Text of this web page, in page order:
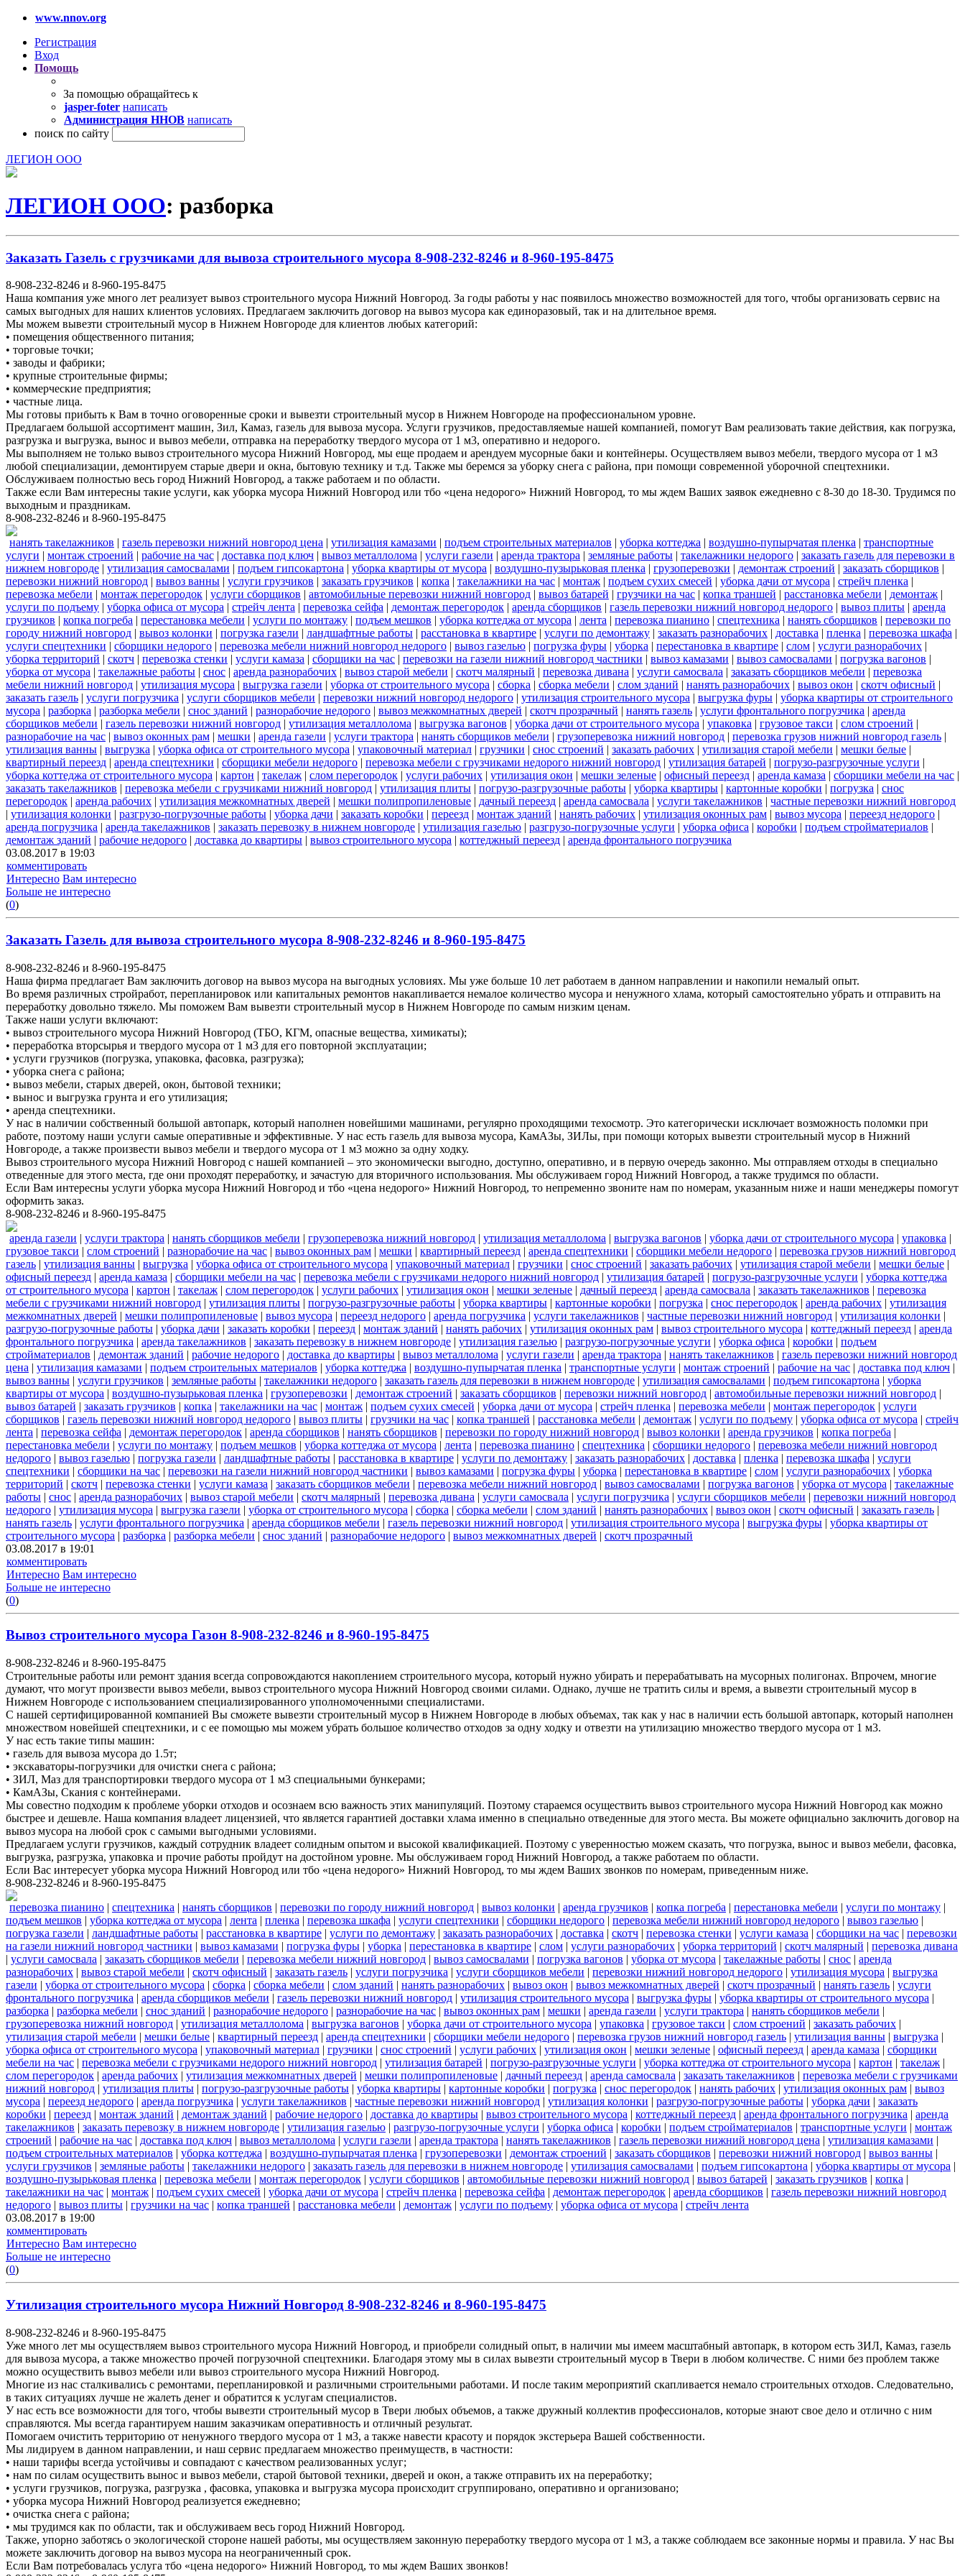
www.nnov.org
Регистрация
Вход
Помощь
За помощью обращайтесь к
jasper-foter написать
Администрация ННОВ написать
поиск по сайту
ЛЕГИОН ООО
ЛЕГИОН ООО: разборка
Заказать Газель с грузчиками для вывоза строительного мусора 8-908-232-8246 и 8-960-195-8475
8-908-232-8246 и 8-960-195-8475
Наша компания уже много лет реализует вывоз строительного мусора Нижний Новгород. За годы работы у нас появилось множество возможностей для того, чтобы организовать сервис на
самых выгодных для наших клиентов условиях. Предлагаем заключить договор на вывоз мусора как единоразовый, так и на длительное время.
Мы можем вывезти строительный мусор в Нижнем Новгороде для клиентов любых категорий:
• помещения общественного питания;
• торговые точки;
• заводы и фабрики;
• крупные строительные фирмы;
• коммерческие предприятия;
• частные лица.
Мы готовы прибыть к Вам в точно оговоренные сроки и вывезти строительный мусор в Нижнем Новгороде на профессиональном уровне.
Предлагаем большой ассортимент машин, Зил, Камаз, газель для вывоза мусора. Услуги грузчиков, предоставляемые нашей компанией, помогут Вам реализовать такие действия, как погрузка,
разгрузка и выгрузка, вынос и вывоз мебели, отправка на переработку твердого мусора от 1 м3, оперативно и недорого.
Мы выполняем не только вывоз строительного мусора Нижний Новгород, мы еще продаем и арендуем мусорные баки и контейнеры. Осуществляем вывоз мебели, твердого мусора от 1 м3
любой специализации, демонтируем старые двери и окна, бытовую технику и т.д. Также мы беремся за уборку снега с района, при помощи современной уборочной спецтехники.
Обслуживаем полностью весь город Нижний Новгород, а также работаем и по области.
Также если Вам интересны такие услуги, как уборка мусора Нижний Новгород или тбо «цена недорого» Нижний Новгород, то мы ждем Ваших заявок ежедневно с 8-30 до 18-30. Трудимся по
выходным и праздникам.
8-908-232-8246 и 8-960-195-8475
нанять такелажников | газель перевозки нижний новгород цена | утилизация камазами | подъем строительных материалов | уборка коттеджа | воздушно-пупырчатая пленка | транспортные
услуги | монтаж строений | рабочие на час | доставка под ключ | вывоз металлолома | услуги газели | аренда трактора | земляные работы | такелажники недорого | заказать газель для перевозки в
нижнем новгороде | утилизация самосвалами | подъем гипсокартона | уборка квартиры от мусора | воздушно-пузырьковая пленка | грузоперевозки | демонтаж строений | заказать сборщиков |
перевозки нижний новгород | вывоз ванны | услуги грузчиков | заказать грузчиков | копка | такелажники на час | монтаж | подъем сухих смесей | уборка дачи от мусора | стрейч пленка |
перевозка мебели | монтаж перегородок | услуги сборщиков | автомобильные перевозки нижний новгород | вывоз батарей | грузчики на час | копка траншей | расстановка мебели | демонтаж |
услуги по подъему | уборка офиса от мусора | стрейч лента | перевозка сейфа | демонтаж перегородок | аренда сборщиков | газель перевозки нижний новгород недорого | вывоз плиты | аренда
грузчиков | копка погреба | перестановка мебели | услуги по монтажу | подъем мешков | уборка коттеджа от мусора | лента | перевозка пианино | спецтехника | нанять сборщиков | перевозки по
городу нижний новгород | вывоз колонки | погрузка газели | ландшафтные работы | расстановка в квартире | услуги по демонтажу | заказать разнорабочих | доставка | пленка | перевозка шкафа |
услуги спецтехники | сборщики недорого | перевозка мебели нижний новгород недорого | вывоз газелью | погрузка фуры | уборка | перестановка в квартире | слом | услуги разнорабочих |
уборка территорий | скотч | перевозка стенки | услуги камаза | сборщики на час | перевозки на газели нижний новгород частники | вывоз камазами | вывоз самосвалами | погрузка вагонов |
уборка от мусора | такелажные работы | снос | аренда разнорабочих | вывоз старой мебели | скотч малярный | перевозка дивана | услуги самосвала | заказать сборщиков мебели | перевозка
мебели нижний новгород | утилизация мусора | выгрузка газели | уборка от строительного мусора | сборка | сборка мебели | слом зданий | нанять разнорабочих | вывоз окон | скотч офисный |
заказать газель | услуги погрузчика | услуги сборщиков мебели | перевозки нижний новгород недорого | утилизация строительного мусора | выгрузка фуры | уборка квартиры от строительного
мусора | разборка | разборка мебели | снос зданий | разнорабочие недорого | вывоз межкомнатных дверей | скотч прозрачный | нанять газель | услуги фронтального погрузчика | аренда
сборщиков мебели | газель перевозки нижний новгород | утилизация металлолома | выгрузка вагонов | уборка дачи от строительного мусора | упаковка | грузовое такси | слом строений |
разнорабочие на час | вывоз оконных рам | мешки | аренда газели | услуги трактора | нанять сборщиков мебели | грузоперевозка нижний новгород | перевозка грузов нижний новгород газель |
утилизация ванны | выгрузка | уборка офиса от строительного мусора | упаковочный материал | грузчики | снос строений | заказать рабочих | утилизация старой мебели | мешки белые |
квартирный переезд | аренда спецтехники | сборщики мебели недорого | перевозка мебели с грузчиками недорого нижний новгород | утилизация батарей | погрузо-разгрузочные услуги |
уборка коттеджа от строительного мусора | картон | такелаж | слом перегородок | услуги рабочих | утилизация окон | мешки зеленые | офисный переезд | аренда камаза | сборщики мебели на час |
заказать такелажников | перевозка мебели с грузчиками нижний новгород | утилизация плиты | погрузо-разгрузочные работы | уборка квартиры | картонные коробки | погрузка | снос
перегородок | аренда рабочих | утилизация межкомнатных дверей | мешки полипропиленовые | дачный переезд | аренда самосвала | услуги такелажников | частные перевозки нижний новгород
| утилизация колонки | разгрузо-погрузочные работы | уборка дачи | заказать коробки | переезд | монтаж зданий | нанять рабочих | утилизация оконных рам | вывоз мусора | переезд недорого |
аренда погрузчика | аренда такелажников | заказать перевозку в нижнем новгороде | утилизация газелью | разгрузо-погрузочные услуги | уборка офиса | коробки | подъем стройматериалов |
демонтаж зданий | рабочие недорого | доставка до квартиры | вывоз строительного мусора | коттеджный переезд | аренда фронтального погрузчика
03.08.2017 в 19:03
комментировать
Интересно Вам интересно
Больше не интересно
(0)
Заказать Газель для вывоза строительного мусора 8-908-232-8246 и 8-960-195-8475
8-908-232-8246 и 8-960-195-8475
Наша фирма предлагает Вам заключить договор на вывоз мусора на выгодных условиях. Мы уже больше 10 лет работаем в данном направлении и накопили немалый опыт.
Во время различных стройработ, перепланировок или капитальных ремонтов накапливается немалое количество мусора и ненужного хлама, который самостоятельно убрать и отправить на
переработку довольно тяжело. Мы поможем Вам вывезти строительный мусор в Нижнем Новгороде по самым низким ценам.
Также наши услуги включают:
• вывоз строительного мусора Нижний Новгород (ТБО, КГМ, опасные вещества, химикаты);
• переработка вторсырья и твердого мусора от 1 м3 для его повторной эксплуатации;
• услуги грузчиков (погрузка, упаковка, фасовка, разгрузка);
• уборка снега с района;
• вывоз мебели, старых дверей, окон, бытовой техники;
• вынос и выгрузка грунта и его утилизация;
• аренда спецтехники.
У нас в наличии собственный большой автопарк, который наполнен новейшими машинами, регулярно проходящими техосмотр. Это категорически исключает возможность поломки при
работе, поэтому наши услуги самые оперативные и эффективные. У нас есть газель для вывоза мусора, КамАЗы, ЗИЛы, при помощи которых вывезти строительный мусор в Нижний
Новгороде, а также произвести вывоз мебели и твердого мусора от 1 м3 можно за одну ходку.
Вывоз строительного мусора Нижний Новгород с нашей компанией – это экономически выгодно, доступно, оперативно, и в первую очередь законно. Мы отправляем отходы в специально
отведенные для этого места, где они проходят переработку, и зачастую для вторичного использования. Мы обслуживаем город Нижний Новгород, а также трудимся по области.
Если Вам интересны услуги уборка мусора Нижний Новгород и тбо «цена недорого» Нижний Новгород, то непременно звоните нам по номерам, указанным ниже и наши менеджеры помогут
оформить заказ.
8-908-232-8246 и 8-960-195-8475
аренда газели | услуги трактора | нанять сборщиков мебели | грузоперевозка нижний новгород | утилизация металлолома | выгрузка вагонов | уборка дачи от строительного мусора | упаковка |
грузовое такси | слом строений | разнорабочие на час | вывоз оконных рам | мешки | квартирный переезд | аренда спецтехники | сборщики мебели недорого | перевозка грузов нижний новгород
газель | утилизация ванны | выгрузка | уборка офиса от строительного мусора | упаковочный материал | грузчики | снос строений | заказать рабочих | утилизация старой мебели | мешки белые |
офисный переезд | аренда камаза | сборщики мебели на час | перевозка мебели с грузчиками недорого нижний новгород | утилизация батарей | погрузо-разгрузочные услуги | уборка коттеджа
от строительного мусора | картон | такелаж | слом перегородок | услуги рабочих | утилизация окон | мешки зеленые | дачный переезд | аренда самосвала | заказать такелажников | перевозка
мебели с грузчиками нижний новгород | утилизация плиты | погрузо-разгрузочные работы | уборка квартиры | картонные коробки | погрузка | снос перегородок | аренда рабочих | утилизация
межкомнатных дверей | мешки полипропиленовые | вывоз мусора | переезд недорого | аренда погрузчика | услуги такелажников | частные перевозки нижний новгород | утилизация колонки |
разгрузо-погрузочные работы | уборка дачи | заказать коробки | переезд | монтаж зданий | нанять рабочих | утилизация оконных рам | вывоз строительного мусора | коттеджный переезд | аренда
фронтального погрузчика | аренда такелажников | заказать перевозку в нижнем новгороде | утилизация газелью | разгрузо-погрузочные услуги | уборка офиса | коробки | подъем
стройматериалов | демонтаж зданий | рабочие недорого | доставка до квартиры | вывоз металлолома | услуги газели | аренда трактора | нанять такелажников | газель перевозки нижний новгород
цена | утилизация камазами | подъем строительных материалов | уборка коттеджа | воздушно-пупырчатая пленка | транспортные услуги | монтаж строений | рабочие на час | доставка под ключ |
вывоз ванны | услуги грузчиков | земляные работы | такелажники недорого | заказать газель для перевозки в нижнем новгороде | утилизация самосвалами | подъем гипсокартона | уборка
квартиры от мусора | воздушно-пузырьковая пленка | грузоперевозки | демонтаж строений | заказать сборщиков | перевозки нижний новгород | автомобильные перевозки нижний новгород |
вывоз батарей | заказать грузчиков | копка | такелажники на час | монтаж | подъем сухих смесей | уборка дачи от мусора | стрейч пленка | перевозка мебели | монтаж перегородок | услуги
сборщиков | газель перевозки нижний новгород недорого | вывоз плиты | грузчики на час | копка траншей | расстановка мебели | демонтаж | услуги по подъему | уборка офиса от мусора | стрейч
лента | перевозка сейфа | демонтаж перегородок | аренда сборщиков | нанять сборщиков | перевозки по городу нижний новгород | вывоз колонки | аренда грузчиков | копка погреба |
перестановка мебели | услуги по монтажу | подъем мешков | уборка коттеджа от мусора | лента | перевозка пианино | спецтехника | сборщики недорого | перевозка мебели нижний новгород
недорого | вывоз газелью | погрузка газели | ландшафтные работы | расстановка в квартире | услуги по демонтажу | заказать разнорабочих | доставка | пленка | перевозка шкафа | услуги
спецтехники | сборщики на час | перевозки на газели нижний новгород частники | вывоз камазами | погрузка фуры | уборка | перестановка в квартире | слом | услуги разнорабочих | уборка
территорий | скотч | перевозка стенки | услуги камаза | заказать сборщиков мебели | перевозка мебели нижний новгород | вывоз самосвалами | погрузка вагонов | уборка от мусора | такелажные
работы | снос | аренда разнорабочих | вывоз старой мебели | скотч малярный | перевозка дивана | услуги самосвала | услуги погрузчика | услуги сборщиков мебели | перевозки нижний новгород
недорого | утилизация мусора | выгрузка газели | уборка от строительного мусора | сборка | сборка мебели | слом зданий | нанять разнорабочих | вывоз окон | скотч офисный | заказать газель |
нанять газель | услуги фронтального погрузчика | аренда сборщиков мебели | газель перевозки нижний новгород | утилизация строительного мусора | выгрузка фуры | уборка квартиры от
строительного мусора | разборка | разборка мебели | снос зданий | разнорабочие недорого | вывоз межкомнатных дверей | скотч прозрачный
03.08.2017 в 19:01
комментировать
Интересно Вам интересно
Больше не интересно
(0)
Вывоз строительного мусора Газон 8-908-232-8246 и 8-960-195-8475
8-908-232-8246 и 8-960-195-8475
Строительные работы или ремонт здания всегда сопровождаются накоплением строительного мусора, который нужно убирать и перерабатывать на мусорных полигонах. Впрочем, многие
думают, что могут произвести вывоз мебели, вывоз строительного мусора Нижний Новгород своими силами. Однако, лучше не тратить силы и время, а вывезти строительный мусор в
Нижнем Новгороде с использованием специализированного уполномоченными специалистами.
С нашей сертифицированной компанией Вы сможете вывезти строительный мусор в Нижнем Новгороде в любых объемах, так как у нас в наличии есть большой автопарк, который наполнен
множеством новейшей спецтехники, и с ее помощью мы можем убрать большое количество отходов за одну ходку и отвезти на утилизацию множество твердого мусора от 1 м3.
У нас есть такие типы машин:
• газель для вывоза мусора до 1.5т;
• экскаваторы-погрузчики для очистки снега с района;
• ЗИЛ, Маз для транспортировки твердого мусора от 1 м3 специальными бункерами;
• КамАЗы, Скания с контейнерами.
Мы совестно подходим к проблеме уборки отходов и осознаем всю важность этих манипуляций. Поэтому стараемся осуществить вывоз строительного мусора Нижний Новгород как можно
быстрее и дешевле. Наша компания владеет лицензией, что является гарантией доставки хлама именно в специально отведенные для этого места. Вы можете официально заключить договор на
вывоз мусора на любой срок с самыми выгодными условиями.
Предлагаем услуги грузчиков, каждый сотрудник владеет солидным опытом и высокой квалификацией. Поэтому с уверенностью можем сказать, что погрузка, вынос и вывоз мебели, фасовка,
выгрузка, разгрузка, упаковка и прочие работы пройдут на достойном уровне. Мы обслуживаем город Нижний Новгород, а также работаем по области.
Если Вас интересует уборка мусора Нижний Новгород или тбо «цена недорого» Нижний Новгород, то мы ждем Ваших звонков по номерам, приведенным ниже.
8-908-232-8246 и 8-960-195-8475
перевозка пианино | спецтехника | нанять сборщиков | перевозки по городу нижний новгород | вывоз колонки | аренда грузчиков | копка погреба | перестановка мебели | услуги по монтажу |
подъем мешков | уборка коттеджа от мусора | лента | пленка | перевозка шкафа | услуги спецтехники | сборщики недорого | перевозка мебели нижний новгород недорого | вывоз газелью |
погрузка газели | ландшафтные работы | расстановка в квартире | услуги по демонтажу | заказать разнорабочих | доставка | скотч | перевозка стенки | услуги камаза | сборщики на час | перевозки
на газели нижний новгород частники | вывоз камазами | погрузка фуры | уборка | перестановка в квартире | слом | услуги разнорабочих | уборка территорий | скотч малярный | перевозка дивана
| услуги самосвала | заказать сборщиков мебели | перевозка мебели нижний новгород | вывоз самосвалами | погрузка вагонов | уборка от мусора | такелажные работы | снос | аренда
разнорабочих | вывоз старой мебели | скотч офисный | заказать газель | услуги погрузчика | услуги сборщиков мебели | перевозки нижний новгород недорого | утилизация мусора | выгрузка
газели | уборка от строительного мусора | сборка | сборка мебели | слом зданий | нанять разнорабочих | вывоз окон | вывоз межкомнатных дверей | скотч прозрачный | нанять газель | услуги
фронтального погрузчика | аренда сборщиков мебели | газель перевозки нижний новгород | утилизация строительного мусора | выгрузка фуры | уборка квартиры от строительного мусора |
разборка | разборка мебели | снос зданий | разнорабочие недорого | разнорабочие на час | вывоз оконных рам | мешки | аренда газели | услуги трактора | нанять сборщиков мебели |
грузоперевозка нижний новгород | утилизация металлолома | выгрузка вагонов | уборка дачи от строительного мусора | упаковка | грузовое такси | слом строений | заказать рабочих |
утилизация старой мебели | мешки белые | квартирный переезд | аренда спецтехники | сборщики мебели недорого | перевозка грузов нижний новгород газель | утилизация ванны | выгрузка |
уборка офиса от строительного мусора | упаковочный материал | грузчики | снос строений | услуги рабочих | утилизация окон | мешки зеленые | офисный переезд | аренда камаза | сборщики
мебели на час | перевозка мебели с грузчиками недорого нижний новгород | утилизация батарей | погрузо-разгрузочные услуги | уборка коттеджа от строительного мусора | картон | такелаж |
слом перегородок | аренда рабочих | утилизация межкомнатных дверей | мешки полипропиленовые | дачный переезд | аренда самосвала | заказать такелажников | перевозка мебели с грузчиками
нижний новгород | утилизация плиты | погрузо-разгрузочные работы | уборка квартиры | картонные коробки | погрузка | снос перегородок | нанять рабочих | утилизация оконных рам | вывоз
мусора | переезд недорого | аренда погрузчика | услуги такелажников | частные перевозки нижний новгород | утилизация колонки | разгрузо-погрузочные работы | уборка дачи | заказать
коробки | переезд | монтаж зданий | демонтаж зданий | рабочие недорого | доставка до квартиры | вывоз строительного мусора | коттеджный переезд | аренда фронтального погрузчика | аренда
такелажников | заказать перевозку в нижнем новгороде | утилизация газелью | разгрузо-погрузочные услуги | уборка офиса | коробки | подъем стройматериалов | транспортные услуги | монтаж
строений | рабочие на час | доставка под ключ | вывоз металлолома | услуги газели | аренда трактора | нанять такелажников | газель перевозки нижний новгород цена | утилизация камазами |
подъем строительных материалов | уборка коттеджа | воздушно-пупырчатая пленка | грузоперевозки | демонтаж строений | заказать сборщиков | перевозки нижний новгород | вывоз ванны |
услуги грузчиков | земляные работы | такелажники недорого | заказать газель для перевозки в нижнем новгороде | утилизация самосвалами | подъем гипсокартона | уборка квартиры от мусора |
воздушно-пузырьковая пленка | перевозка мебели | монтаж перегородок | услуги сборщиков | автомобильные перевозки нижний новгород | вывоз батарей | заказать грузчиков | копка |
такелажники на час | монтаж | подъем сухих смесей | уборка дачи от мусора | стрейч пленка | перевозка сейфа | демонтаж перегородок | аренда сборщиков | газель перевозки нижний новгород
недорого | вывоз плиты | грузчики на час | копка траншей | расстановка мебели | демонтаж | услуги по подъему | уборка офиса от мусора | стрейч лента
03.08.2017 в 19:00
комментировать
Интересно Вам интересно
Больше не интересно
(0)
Утилизация строительного мусора Нижний Новгород 8-908-232-8246 и 8-960-195-8475
8-908-232-8246 и 8-960-195-8475
Уже много лет мы осуществляем вывоз строительного мусора Нижний Новгород, и приобрели солидный опыт, в наличии мы имеем масштабный автопарк, в котором есть ЗИЛ, Камаз, газель
для вывоза мусора, а также множество прочей погрузочной спецтехники. Благодаря этому мы в силах вывезти строительный мусор в Твери в любом количестве. С ними без проблем также
можно осуществить вывоз мебели или вывоз строительного мусора Нижний Новгород.
Многие из нас сталкивались с ремонтами, перепланировкой и различными строительными работами. И после таким мероприятий скапливается немало строительных отходов. Следовательно,
в таких ситуациях лучше не жалеть денег и обратится к услугам специалистов.
У нас есть все возможности для того, чтобы вывезти строительный мусор в Твери любых объемов, а также дружный коллектив профессионалов, которые знают свое дело и отлично с ним
справляются. Мы всегда гарантируем нашим заказчикам оперативность и отличный результат.
Помогаем очистить территорию от ненужного твердого мусора от 1 м3, а также навести красоту и порядок экстерьера Вашей собственности.
Мы лидируем в данном направлении, и наш сервис предлагаем множество преимуществ, в частности:
• наши тарифы всегда устойчивы и совпадают с качеством реализованных услуг;
• нам по силам осуществить вынос и вывоз мебели, старой бытовой техники, дверей и окон, а также отправить их на переработку;
• услуги грузчиков, погрузка, разгрузка , фасовка, упаковка и выгрузка мусора происходит сгруппировано, оперативно и организовано;
• уборка мусора Нижний Новгород реализуется ежедневно;
• очистка снега с района;
• мы трудимся как по области, так и обслуживаем весь город Нижний Новгород.
Также, упорно заботясь о экологической стороне нашей работы, мы осуществляем законную переработку твердого мусора от 1 м3, а также соблюдаем все законные нормы и правила. У нас Вы
можете заключить договор на вывоз мусора на неограниченный срок.
Если Вам потребовалась услуга тбо «цена недорого» Нижний Новгород, то мы ждем Ваших звонков!